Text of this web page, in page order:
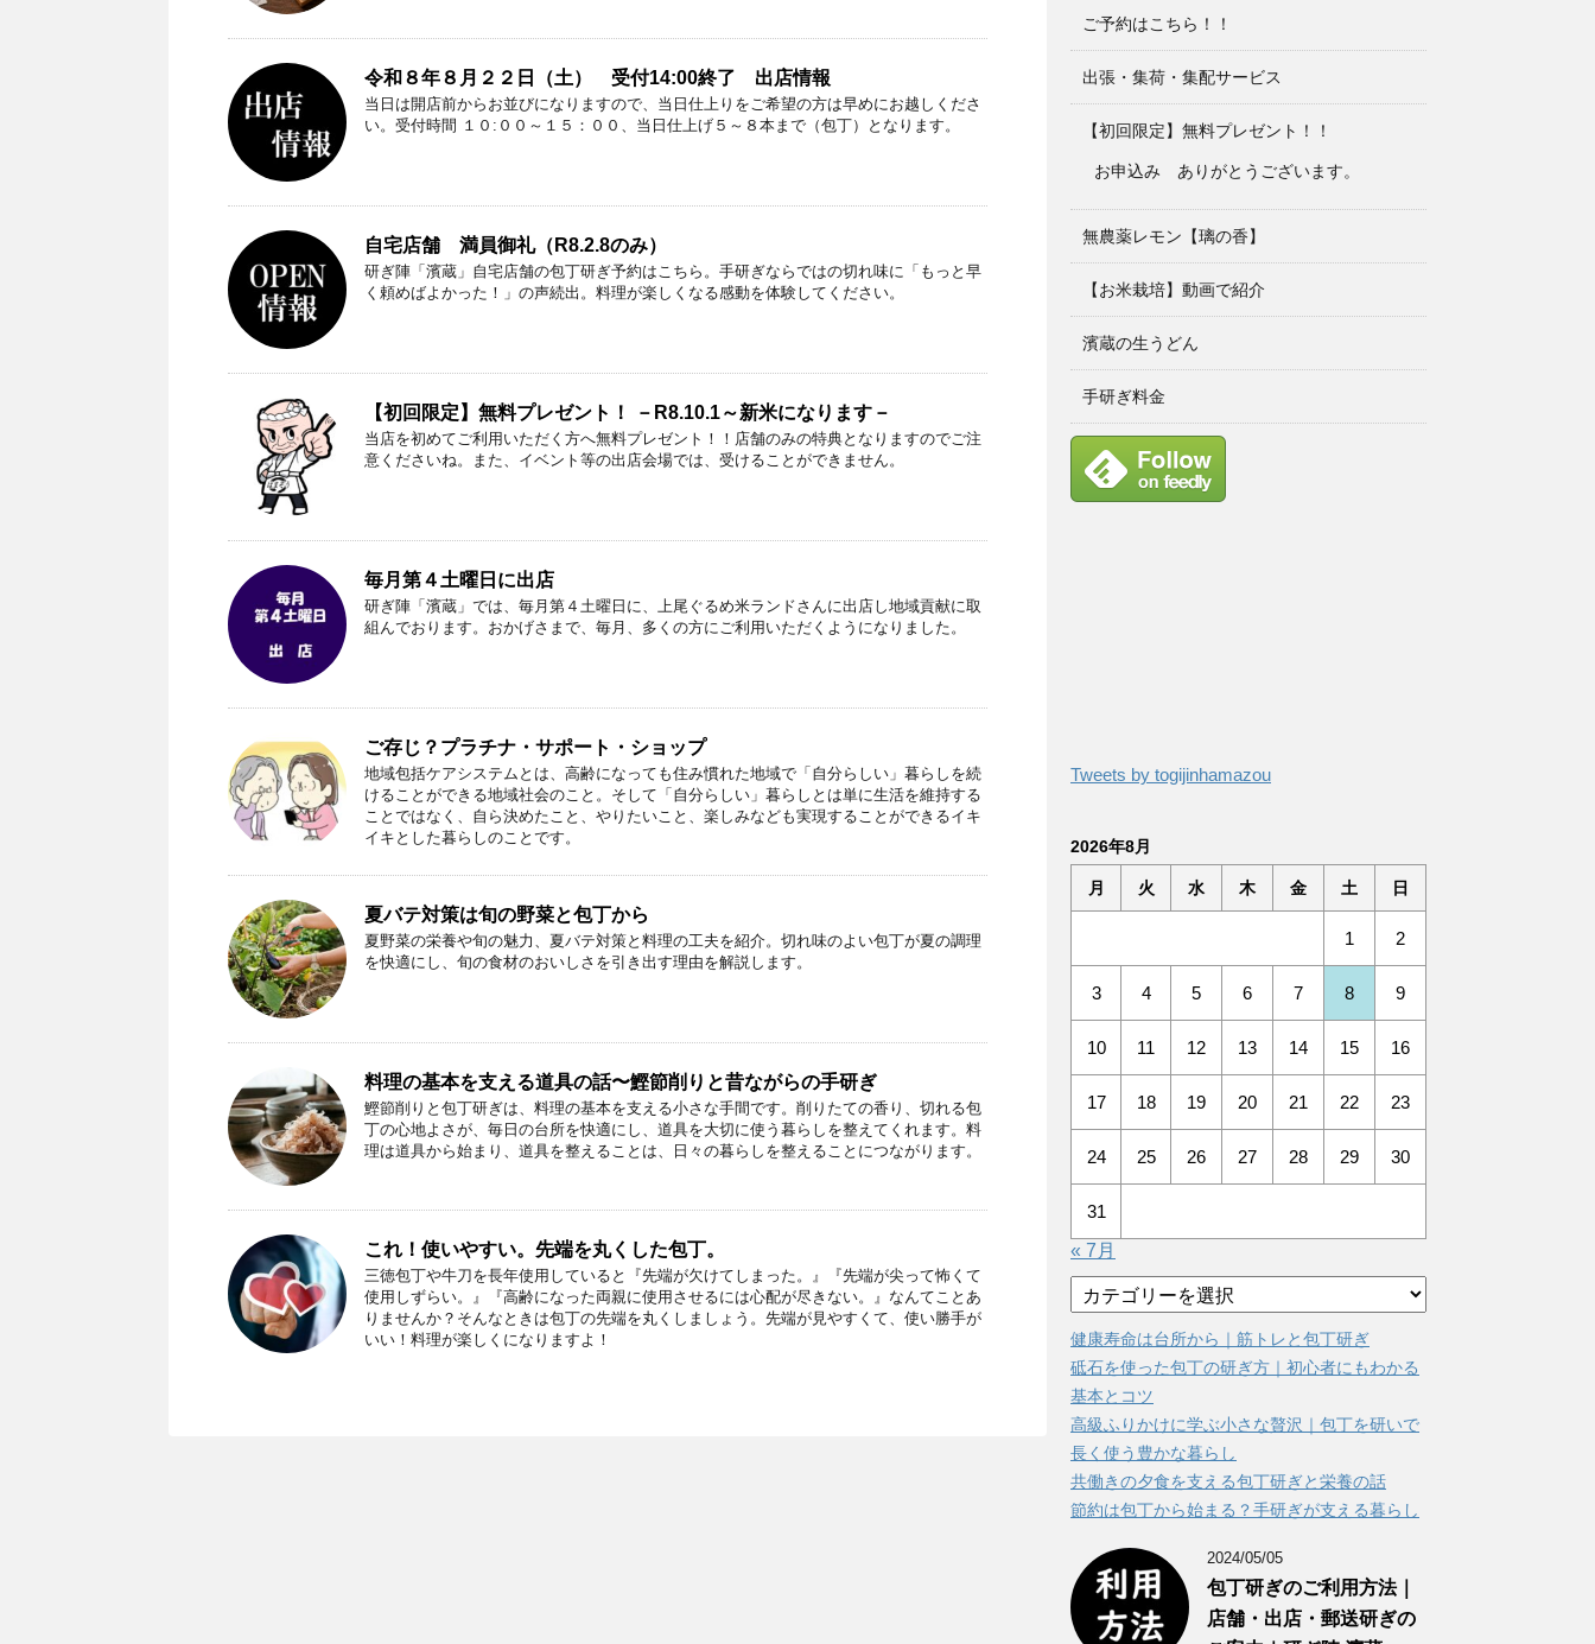
令和８年８月２２日（土） 受付14:00終了 出店情報
当日は開店前からお並びになりますので、当日仕上りをご希望の方は早めにお越しくださ
い。受付時間 １０:００～１５：００、当日仕上げ５～８本まで（包丁）となります。
自宅店舗 満員御礼（R8.2.8のみ）
研ぎ陣「濱蔵」自宅店舗の包丁研ぎ予約はこちら。手研ぎならではの切れ味に「もっと早
く頼めばよかった！」の声続出。料理が楽しくなる感動を体験してください。
【初回限定】無料プレゼント！ －R8.10.1～新米になります－
当店を初めてご利用いただく方へ無料プレゼント！！店舗のみの特典となりますのでご注
意くださいね。また、イベント等の出店会場では、受けることができません。
毎月第４土曜日に出店
研ぎ陣「濱蔵」では、毎月第４土曜日に、上尾ぐるめ米ランドさんに出店し地域貢献に取
組んでおります。おかげさまで、毎月、多くの方にご利用いただくようになりました。
ご存じ？プラチナ・サポート・ショップ
地域包括ケアシステムとは、高齢になっても住み慣れた地域で「自分らしい」暮らしを続
けることができる地域社会のこと。そして「自分らしい」暮らしとは単に生活を維持する
ことではなく、自ら決めたこと、やりたいこと、楽しみなども実現することができるイキ
イキとした暮らしのことです。
夏バテ対策は旬の野菜と包丁から
夏野菜の栄養や旬の魅力、夏バテ対策と料理の工夫を紹介。切れ味のよい包丁が夏の調理
を快適にし、旬の食材のおいしさを引き出す理由を解説します。
料理の基本を支える道具の話〜鰹節削りと昔ながらの手研ぎ
鰹節削りと包丁研ぎは、料理の基本を支える小さな手間です。削りたての香り、切れる包
丁の心地よさが、毎日の台所を快適にし、道具を大切に使う暮らしを整えてくれます。料
理は道具から始まり、道具を整えることは、日々の暮らしを整えることにつながります。
これ！使いやすい。先端を丸くした包丁。
三徳包丁や牛刀を長年使用していると『先端が欠けてしまった。』『先端が尖って怖くて
使用しずらい。』『高齢になった両親に使用させるには心配が尽きない。』なんてことあ
りませんか？そんなときは包丁の先端を丸くしましょう。先端が見やすくて、使い勝手が
いい！料理が楽しくになりますよ！
ご予約はこちら！！
出張・集荷・集配サービス
【初回限定】無料プレゼント！！
お申込み ありがとうございます。
無農薬レモン【璃の香】
【お米栽培】動画で紹介
濱蔵の生うどん
手研ぎ料金
Tweets by togijinhamazou
2026年8月
月 火 水 木 金 土 日
1 2
3 4 5 6 7 8 9
10 11 12 13 14 15 16
17 18 19 20 21 22 23
24 25 26 27 28 29 30
31
« 7月
テ
ゴ
リ
ー
健康寿命は台所から｜筋トレと包丁研ぎ
砥石を使った包丁の研ぎ方｜初心者にもわかる
基本とコツ
高級ふりかけに学ぶ小さな贅沢｜包丁を研いで
長く使う豊かな暮らし
共働きの夕食を支える包丁研ぎと栄養の話
節約は包丁から始まる？手研ぎが支える暮らし
2024/05/05
包丁研ぎのご利用方法｜
店舗・出店・郵送研ぎの